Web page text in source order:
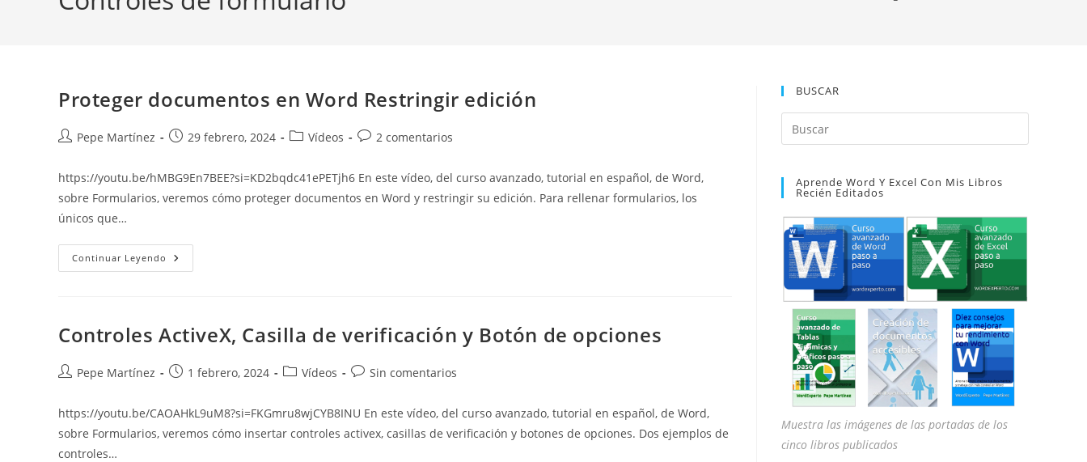
Proteger documentos en Word Restringir edición
Autor
la
entrada:
Pepe Martínez
Publicación
la
entrada:
29 febrero, 2024
Categoría
la
entrada:
Vídeos
Comentarios
la
entrada:
2 comentarios
https://youtu.be/hMBG9En7BEE?si=KD2bqdc41ePETjh6 En este vídeo, del curso avanzado, tutorial en español, de Word,
sobre Formularios, veremos cómo proteger documentos en Word y restringir su edición. Para rellenar formularios, los
únicos que…
Continuar Leyendo Proteger
Documentos
Controles ActiveX, Casilla de verificación y Botón de opciones
Autor
la
entrada:
Pepe Martínez
Publicación
la
entrada:
1 febrero, 2024
Categoría
entrada:
Vídeos
Comentarios
la
entrada:
Sin comentarios
https://youtu.be/CAOAHkL9uM8?si=FKGmru8wjCYB8INU En este vídeo, del curso avanzado, tutorial en español, de Word,
sobre Formularios, veremos cómo insertar controles activex, casillas de verificación y botones de opciones. Dos ejemplos de
controles…
BUSCAR
Escape
Aprende Word Y Excel Con Mis Libros
Recién Editados
Muestra las imágenes de las portadas de los
cinco libros publicados